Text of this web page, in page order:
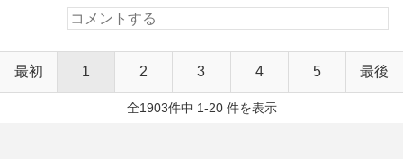
最初 1 2 3 4 5 最後
全1903件中 1-20 件を表示